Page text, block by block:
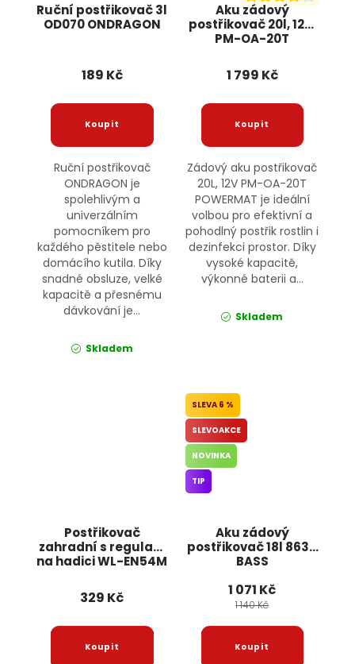
Ruční postřikovač 3l
OD070 ONDRAGON
189 Kč
Ruční postřikovač
ONDRAGON je
spolehlivým a
univerzálním
pomocníkem pro
každého pěstitele nebo
domácího kutila. Díky
snadné obsluze, velké
kapacitě a přesnému
dávkování je...
Skladem
Aku zádový
postřikovač 20l, 12V,
PM-OA-20T
1 799 Kč
Zádový aku postřikovač
20L, 12V PM-OA-20T
POWERMAT je ideální
volbou pro efektivní a
pohodlný postřik rostlin i
dezinfekci prostor. Díky
vysoké kapacitě,
výkonné baterii a...
Skladem
Postřikovač
zahradní s regulací
na hadici WL-EN54M
329 Kč
Aku zádový
postřikovač 18l 8630
BASS
6 %
SLEVOAKCE
NOVINKA
TIP
1 071 Kč
1 140 Kč